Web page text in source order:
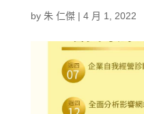
by 朱 仁傑| 4 月 1, 2022